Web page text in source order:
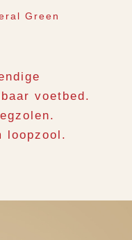
Green
voetbed.
loopzool.